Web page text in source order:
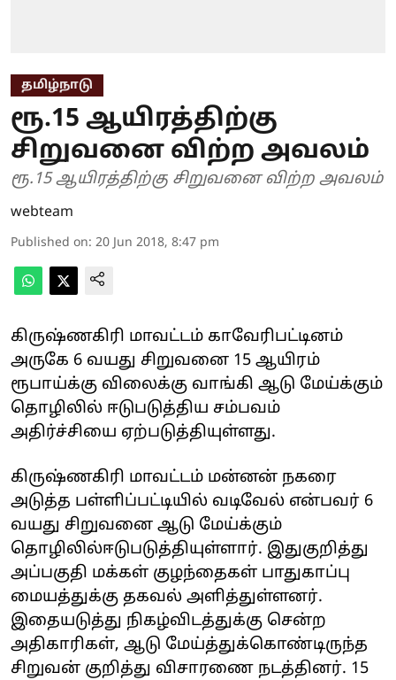
தமிழ்நாடு
ரூ.15 ஆயிரத்திற்கு
சிறுவனை விற்ற அவலம்
ரூ.15 ஆயிரத்திற்கு சிறுவனை விற்ற அவலம்
webteam
Published on: 20 Jun 2018, 8:47 pm
கிருஷ்ணகிரி மாவட்டம் காவேரிபட்டினம்
அருகே 6 வயது சிறுவனை 15 ஆயிரம்
ரூபாய்க்கு விலைக்கு வாங்கி ஆடு மேய்க்கும்
தொழிலில் ஈடுபடுத்திய சம்பவம்
அதிர்ச்சியை ஏற்படுத்தியுள்ளது.
கிருஷ்ணகிரி மாவட்டம் மன்னன் நகரை
அடுத்த பள்ளிப்பட்டியில் வடிவேல் என்பவர் 6
வயது சிறுவனை ஆடு மேய்க்கும்
தொழிலில்ஈடுபடுத்தியுள்ளார். இதுகுறித்து
அப்பகுதி மக்கள் குழந்தைகள் பாதுகாப்பு
மையத்துக்கு தகவல் அளித்துள்ளனர்.
இதையடுத்து நிகழ்விடத்துக்கு சென்ற
அதிகாரிகள், ஆடு மேய்த்துக்கொண்டிருந்த
சிறுவன் குறித்து விசாரணை நடத்தினர். 15